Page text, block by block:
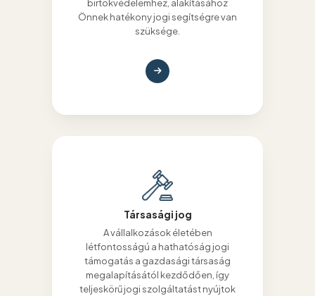
birtokvédelemhez, alakításához
Önnek hatékony jogi segítségre van
szüksége.
Társasági jog
A vállalkozások életében
létfontosságú a hathatóság jogi
támogatás a gazdasági társaság
megalapításától kezdődően, így
teljeskörű jogi szolgáltatást nyújtok